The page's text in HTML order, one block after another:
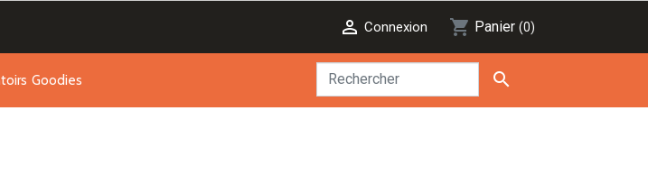
 Connexion shopping_cart Panier (0)
Goodies 